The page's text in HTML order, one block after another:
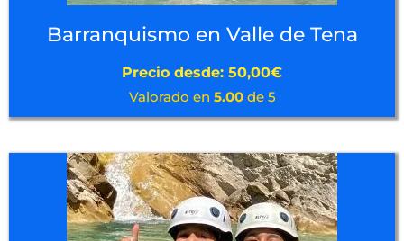
Barranquismo en Valle de Tena
Precio desde: 50,00€
Valorado en 5.00de 5